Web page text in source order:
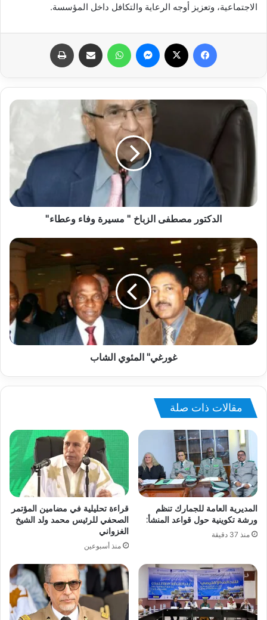
الاجتماعية، وتعزيز أوجه الرعاية والتكافل داخل المؤسسة.
فيسبوك ماسنجر واتساب مشاركة عبر البريد
الدكتور مصطفى الزباخ '' مسيرة وفاء وعطاء''
غورغي" المئوي الشاب
مقالات ذات صلة
المديرية العامة للجمارك تنظم
ورشة تكوينية حول قواعد المنشأ:
منذ 37 دقيقة
قراءة تحليلية في مضامين المؤتمر
الصحفي للرئيس محمد ولد الشيخ
الغزواني
منذ أسبوعين